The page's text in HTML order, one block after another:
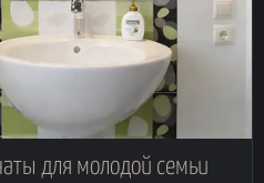
для молодой семьи